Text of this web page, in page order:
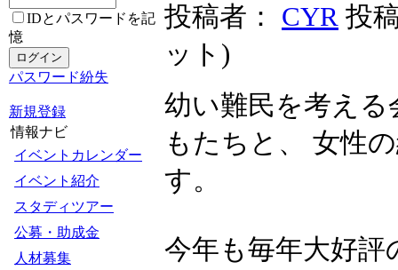
IDとパスワードを記
憶
パスワード紛失
新規登録
情報ナビ
イベントカレンダー
イベント紹介
スタディツアー
公募・助成金
人材募集
投稿者： CYR 投
ット )
幼い難民を考え
もたちと、 女性
す。
今年も毎年大好